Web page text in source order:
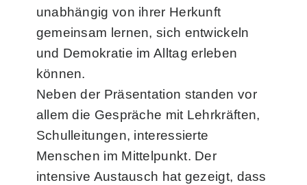
unabhängig von ihrer Herkunft
gemeinsam lernen, sich entwickeln
und Demokratie im Alltag erleben
können.
Neben der Präsentation standen vor
allem die Gespräche mit Lehrkräften,
Schulleitungen, interessierte
Menschen im Mittelpunkt. Der
intensive Austausch hat gezeigt, dass